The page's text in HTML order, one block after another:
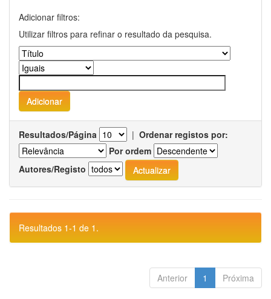
Adicionar filtros:
Utilizar filtros para refinar o resultado da pesquisa.
Resultados/Página | Ordenar registos por:
Por ordem
Autores/Registo
Resultados 1-1 de 1.
Anterior 1 Próxima